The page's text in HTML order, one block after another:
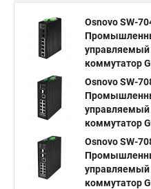
Osnovo SW-
управляемый
коммутатор
Osnovo SW-
управляемый
коммутатор
Osnovo SW-
управляемый
коммутатор